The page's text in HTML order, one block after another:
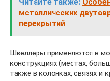
Читайте также:
металлических
перекрытий
Швеллеры применяются в
конструкциях (местах,
также в колонках, связях и